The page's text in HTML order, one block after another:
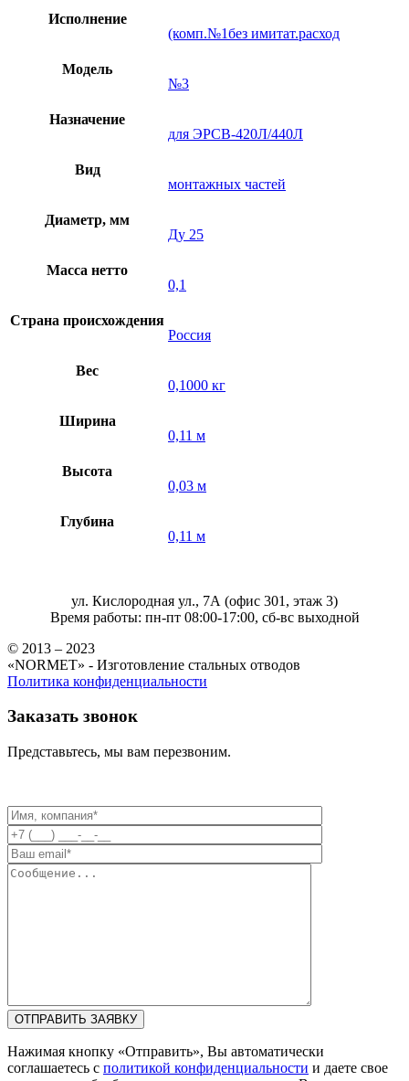
Исполнение
(комп.№1без имитат.расход
Модель
№3
Назначение
для ЭРСВ-420Л/440Л
Вид
монтажных частей
Диаметр, мм
Ду 25
Масса нетто
0,1
Страна происхождения
Россия
Вес
0,1000 кг
Ширина
0,11 м
Высота
0,03 м
Глубина
0,11 м
ул. Кислородная ул., 7А (офис 301, этаж 3)
Время работы: пн-пт 08:00-17:00, сб-вс выходной
© 2013 – 2023
«NORMET» - Изготовление стальных отводов
Политика конфиденциальности
Заказать звонок
Представьтесь, мы вам перезвоним.
Нажимая кнопку «Отправить», Вы автоматически
соглашаетесь с политикой конфиденциальности и даете свое